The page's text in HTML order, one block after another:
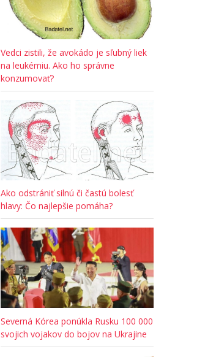
Vedci zistili, že avokádo je sľubný liek
na leukémiu. Ako ho správne
konzumovať?
Ako odstrániť silnú či častú bolesť
hlavy: Čo najlepšie pomáha?
Severná Kórea ponúkla Rusku 100 000
svojich vojakov do bojov na Ukrajine